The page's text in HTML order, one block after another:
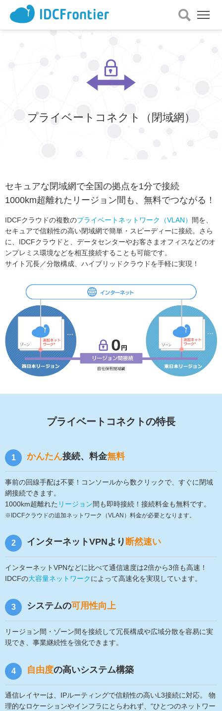
メ
ニ
ュ
プライベートコネクト （閉域網）
セキュアな閉域網で全国の拠点を1分で接続
1000km超離れたリージョン間も、無料でつながる！
IDCFクラウドの複数のプライベートネットワーク（VLAN）
間を、
セキュアで信頼性の高い閉域網で簡単・スピーディーに接続。さら
に、IDCFクラウドと、データセンターやお客さまオフィスなどのオ
ンプレミス環境などを相互接続することも可能です。
サイト冗長／分散構成、ハイブリッドクラウドを手軽に実現！
プライベートコネクトの特長
1 かんたん接続、料金無料
事前の回線手配は不要！コンソールから数クリックで、すぐに閉域
網接続できます。
1000km超離れた リージョン間も即時接続！接続料金も無料です。
※IDCFクラウドの追加ネットワーク（VLAN）料金が必要となります。
2 インターネットVPNより 断然速い
インターネットVPNなどに比べて通信速度は2倍から3倍も高速！
IDCFの大容量ネットワークによって高速化を実現しています。
3 システムの可用性向上
リージョン間・ゾーン間を接続して冗長構成や広域分散を容易に実
現でき、事業継続性を強化できます。
4 自由度の高いシステム構築
通信レイヤーは、IPルーティングで信頼性の高いL3接続に対応。 物
理的なロケーションやインフラにとらわれず、“ひとつのネットワー